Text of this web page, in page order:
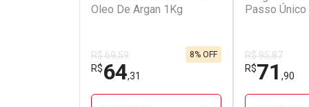
Oleo De Argan 1Kg
R$ 69,59
R$64,31
8% OFF
Passo Único
R$ 95,87
R$71 ,90